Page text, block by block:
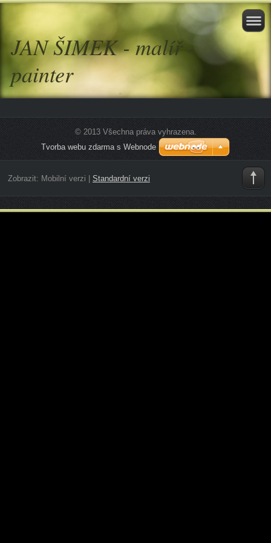
JAN ŠIMEK - malíř -
painter
© 2013 Všechna práva vyhrazena.
Tvorba webu zdarma s Webnode
Zobrazit: Mobilní verzi Standardní verzi